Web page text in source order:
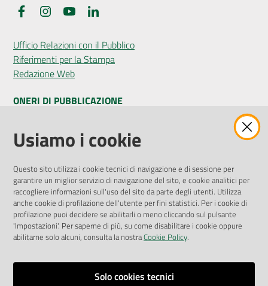
FacebookInstagramYouTube
Ufficio Relazioni con il Pubblico
Riferimenti per la Stampa
Redazione Web
ONERI DI PUBBLICAZIONE
Amministrazione Trasparente
Pubblicità legale
Privacy Policy
Attuazione Misure PNRR
Liste di Attesa
ENTI, IMPRESE E PARTNER
Fatturazione Elettronica
Usiamo i cookie
Questo sito utilizza i cookie tecnici di navigazione e di sessione per
garantire un miglior servizio di navigazione del sito, e cookie analitici per
raccogliere informazioni sull'uso del sito da parte degli utenti. Utilizza
anche cookie di profilazione dell'utente per fini statistici. Per i cookie di
profilazione puoi decidere se abilitarli o meno cliccando sul pulsante
'Impostazioni'. Per saperne di più, su come disabilitare i cookie oppure
abilitarne solo alcuni, consulta la nostraCookie Policy.
Solo cookies tecnici